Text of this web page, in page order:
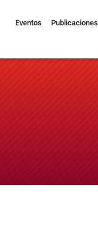
Eventos Publicaciones